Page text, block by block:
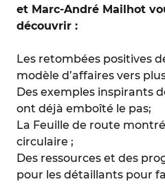
et Marc-André Mailhot
découvrir :
Les retombées positives
modèle d’affaires vers
Des exemples inspirants
ont déjà emboîté le pas;
La Feuille de route
circulaire ;
Des ressources et des
pour les détaillants pour